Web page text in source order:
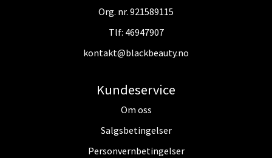
Org. nr. 921589115
Tlf: 46947907
kontakt@blackbeauty.no
Kundeservice
Om oss
Salgsbetingelser
Personvernbetingelser